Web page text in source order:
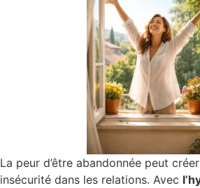
La peur d’être abandonnée peut
insécurité dans les relations. Avec